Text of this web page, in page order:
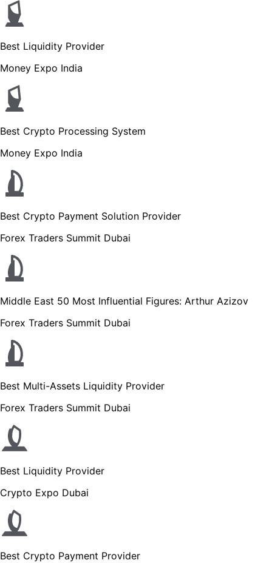
Best Liquidity Provider
Money Expo India
Best Crypto Processing System
Money Expo India
Best Crypto Payment Solution Provider
Forex Traders Summit Dubai
Middle East 50 Most Influential Figures: Arthur Azizov
Forex Traders Summit Dubai
Best Multi-Assets Liquidity Provider
Forex Traders Summit Dubai
Best Liquidity Provider
Crypto Expo Dubai
Best Crypto Payment Provider